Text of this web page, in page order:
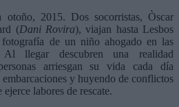
2015. Dos socorristas, Òscar
(Dani Rovira), viajan hasta Lesbos
de un niño ahogado en las
Al llegar descubren una realidad
arriesgan su vida cada día
y huyendo de conflictos
labores de rescate.